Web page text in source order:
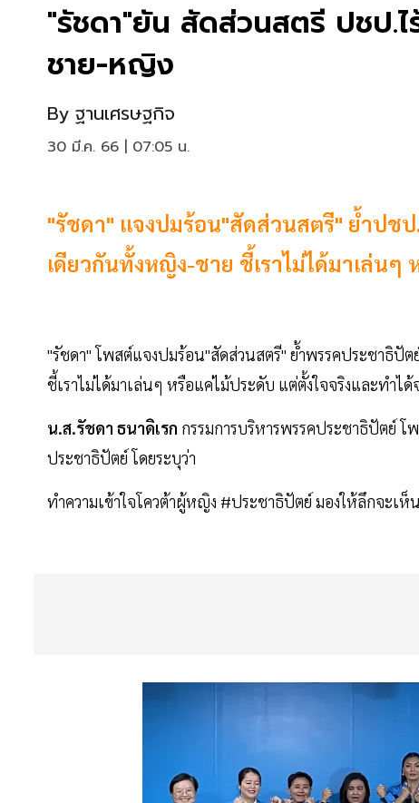
"รัชดา"ยัน สัดส่วนสตรี ปชป.
ชาย-หญิง
By ฐานเศรษฐกิจ
30 มี.ค. 66 | 07:05 น.
"รัชดา" แจงปมร้อน"สัดส่วนสตรี" ย้ำปชป
เดียวกันทั้งหญิง-ชาย ชี้เราไม่ได้มาเล่นๆ
"รัชดา" โพสต์แจงปมร้อน"สัดส่วนสตรี" ย้ำพรรคประชาธิปั
ชี้เราไม่ได้มาเล่นๆ หรือแค่ไม้ประดับ แต่ตั้งใจจริงและทำได้
น.ส.รัชดา ธนาดิเรก กรรมการบริหารพรรคประชาธิปัตย์
ประชาธิปัตย์ โดยระบุว่า
ทำความเข้าใจโควต้าผู้หญิง #ประชาธิปัตย์ มองให้ลึกจะเห็น